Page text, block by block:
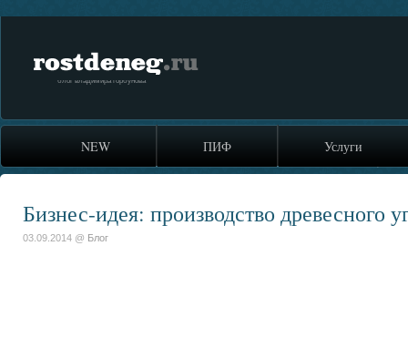
rostdeneg.ru
блог владимира горбунова
NEW ПИФ Услуги
Бизнес-идея: производство древесного
03.09.2014 @ Блог